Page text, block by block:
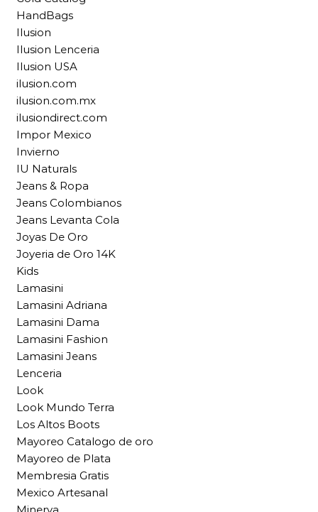
HandBags
Ilusion
Ilusion Lenceria
Ilusion USA
ilusion.com
ilusion.com.mx
ilusiondirect.com
Impor Mexico
Invierno
IU Naturals
Jeans & Ropa
Jeans Colombianos
Jeans Levanta Cola
Joyas De Oro
Joyeria de Oro 14K
Kids
Lamasini
Lamasini Adriana
Lamasini Dama
Lamasini Fashion
Lamasini Jeans
Lenceria
Look
Look Mundo Terra
Los Altos Boots
Mayoreo Catalogo de oro
Mayoreo de Plata
Membresia Gratis
Mexico Artesanal